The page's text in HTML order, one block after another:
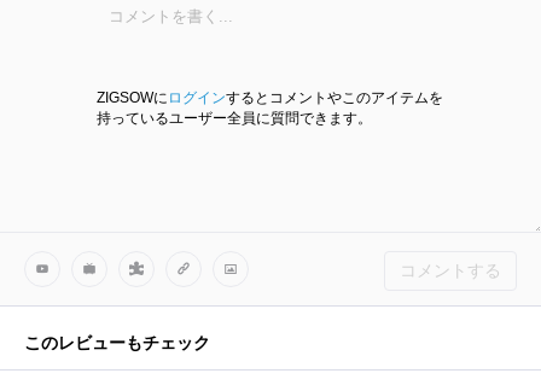
ZIGSOWに ログインするとコメントやこのアイテムを
持っているユーザー全員に質問できます。
コメントする
このレビューもチェック